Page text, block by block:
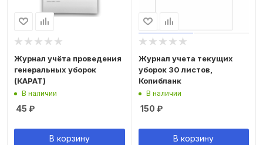
Журнал учёта проведения
генеральных уборок
(КАРАТ)
В наличии
45 ₽
В корзину
Журнал учета текущих
уборок 30 листов,
Копибланк
В наличии
150 ₽
В корзину